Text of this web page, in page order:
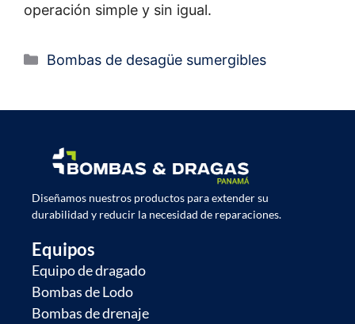
operación simple y sin igual.
Bombas de desagüe sumergibles
Diseñamos nuestros productos para extender su
durabilidad y reducir la necesidad de reparaciones.
Equipos
Equipo de dragado
Bombas de Lodo
Bombas de drenaje